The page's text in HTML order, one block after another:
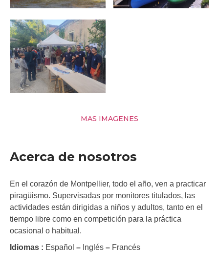
MAS IMAGENES
Acerca de nosotros
En el corazón de Montpellier, todo el año, ven a practicar
piragüismo. Supervisadas por monitores titulados, las
actividades están dirigidas a niños y adultos, tanto en el
tiempo libre como en competición para la práctica
ocasional o habitual.
Idiomas : Español – Inglés – Francés